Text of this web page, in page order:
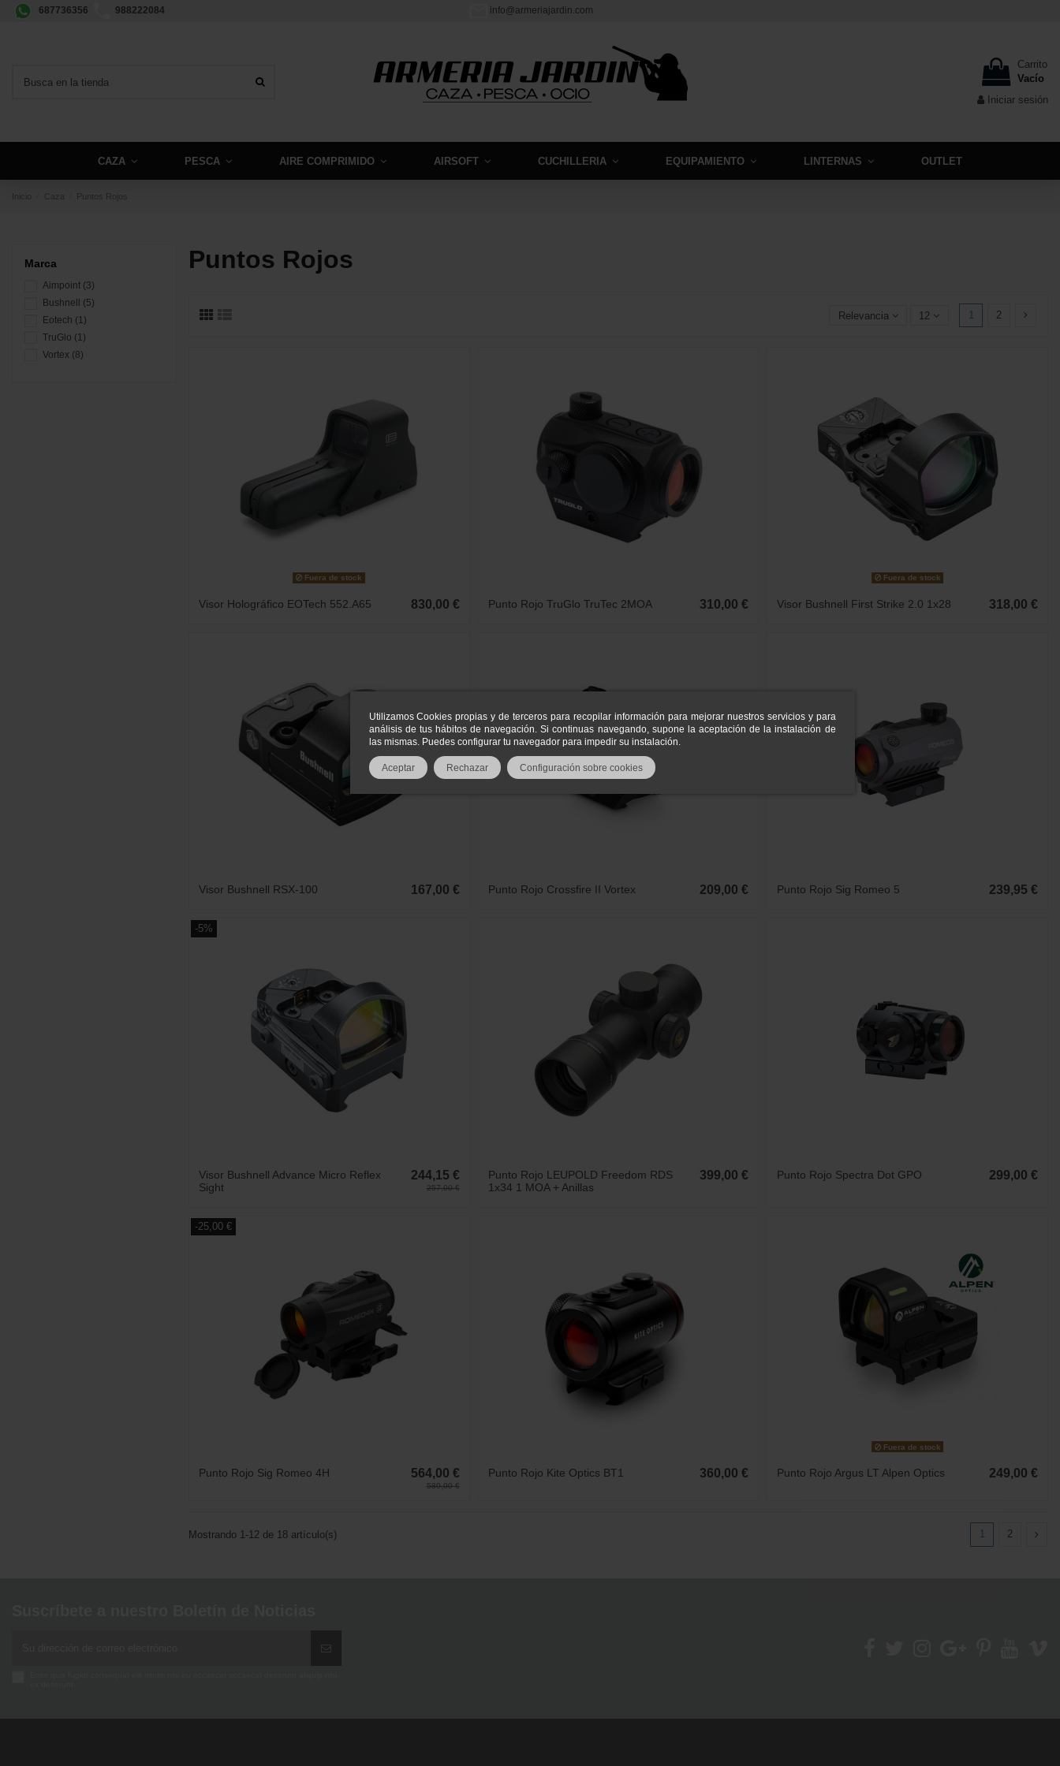
Utilizamos Cookies propias y de terceros para recopilar información para mejorar nuestros servicios y para
análisis de tus hábitos de navegación. Si continuas navegando, supone la aceptación de la instalación de
las mismas. Puedes configurar tu navegador para impedir su instalación.
Aceptar Rechazar Configuración sobre cookies
687736356 988222084 info@armeriajardin.com
Carrito
Vacío
Iniciar sesión
CAZA PESCA AIRE COMPRIMIDO AIRSOFT CUCHILLERIA EQUIPAMIENTO LINTERNAS OUTLET
Inicio Caza Puntos Rojos
Puntos Rojos
Relevancia 12 1 2
Fuera de stock
Visor Holográfico EOTech 552.A65 830,00 € Punto Rojo TruGlo TruTec 2MOA 310,00 €
Fuera de stock
Visor Bushnell First Strike 2.0 1x28 318,00 €
Visor Bushnell RSX-100 167,00 € Punto Rojo Crossfire II Vortex 209,00 € Punto Rojo Sig Romeo 5 239,95 €
-5%
Visor Bushnell Advance Micro Reflex
Sight
244,15 €
257,00 €
Punto Rojo LEUPOLD Freedom RDS
1x34 1 MOA + Anillas
399,00 € Punto Rojo Spectra Dot GPO 299,00 €
-25,00 €
Punto Rojo Sig Romeo 4H 564,00 €
589,00 €
Punto Rojo Kite Optics BT1 360,00 €
Fuera de stock
Punto Rojo Argus LT Alpen Optics 249,00 €
Mostrando 1-12 de 18 artículo(s) 1 2
Marca
Aimpoint (3)
Bushnell (5)
Eotech (1)
TruGlo (1)
Vortex (8)